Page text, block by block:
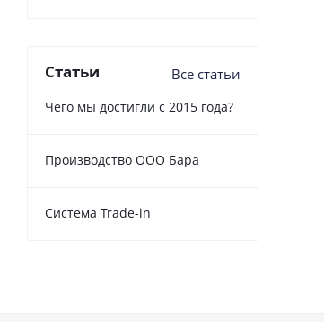
Статьи Все статьи
Чего мы достигли с 2015 года?
Производство ООО Бара
Cистема Trade-in